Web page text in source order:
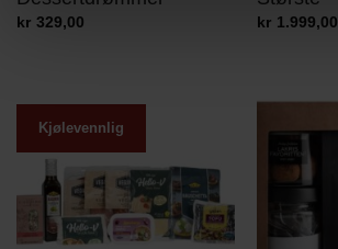
kr 329,00 kr 1.999,00
Kjølevennlig